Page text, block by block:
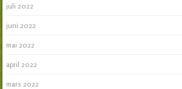
juli 2022
juni 2022
mai 2022
april 2022
mars 2022